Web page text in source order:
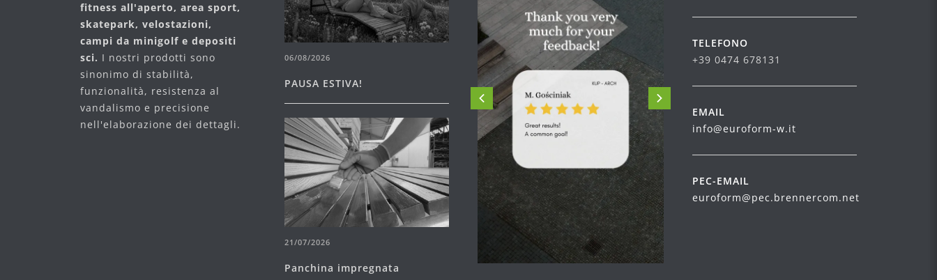
fitness all'aperto, area sport,
skatepark, velostazioni,
campi da minigolf e depositi
sci. I nostri prodotti sono
sinonimo di stabilità,
funzionalità, resistenza al
vandalismo e precisione
nell'elaborazione dei dettagli.
06/08/2026
PAUSA ESTIVA!
21/07/2026
Panchina impregnata
TELEFONO
+39 0474 678131
EMAIL
info@euroform-w.it
PEC-EMAIL
euroform@pec.brennercom.net